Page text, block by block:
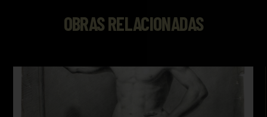
OBRAS RELACIONADAS